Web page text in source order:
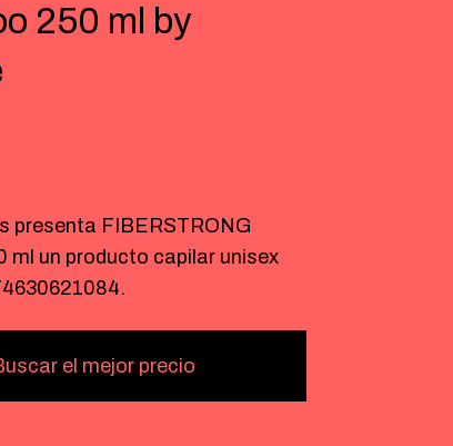
250 ml by
presenta FIBERSTRONG
ml un producto capilar unisex
el mejor precio